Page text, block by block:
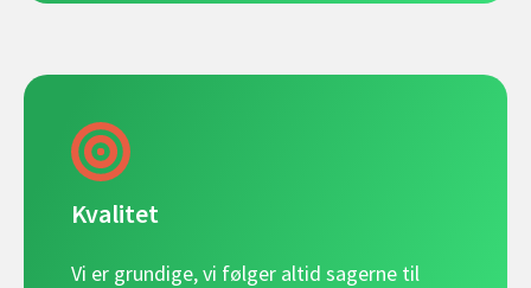
Kvalitet
Vi er grundige, vi følger altid sagerne til